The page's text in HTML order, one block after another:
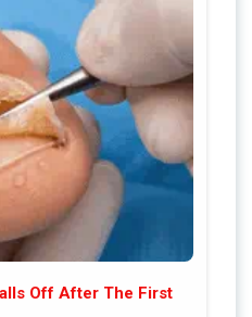
Off After The First